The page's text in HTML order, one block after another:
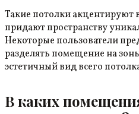
Такие потолки акцентируют
придают пространству
Некоторые пользователи
разделять помещение на
эстетичный вид всего
В каких